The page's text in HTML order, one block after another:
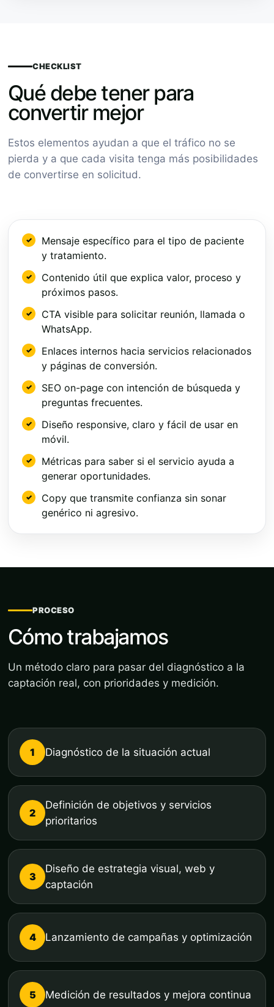
CHECKLIST
Qué debe tener para
convertir mejor
Estos elementos ayudan a que el tráfico no se
pierda y a que cada visita tenga más posibilidades
de convertirse en solicitud.
Mensaje específico para el tipo de paciente
y tratamiento.
Contenido útil que explica valor, proceso y
próximos pasos.
CTA visible para solicitar reunión, llamada o
WhatsApp.
Enlaces internos hacia servicios relacionados
y páginas de conversión.
SEO on-page con intención de búsqueda y
preguntas frecuentes.
Diseño responsive, claro y fácil de usar en
móvil.
Métricas para saber si el servicio ayuda a
generar oportunidades.
Copy que transmite confianza sin sonar
genérico ni agresivo.
PROCESO
Cómo trabajamos
Un método claro para pasar del diagnóstico a la
captación real, con prioridades y medición.
1 Diagnóstico de la situación actual
2
Definición de objetivos y servicios
prioritarios
3
Diseño de estrategia visual, web y
captación
4 Lanzamiento de campañas y optimización
5 Medición de resultados y mejora continua